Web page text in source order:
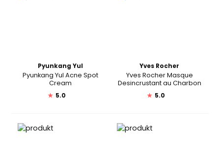
Pyunkang Yul
Pyunkang Yul Acne Spot
Cream
★ 5.0
Yves Rocher
Yves Rocher Masque
Desincrustant au Charbon
★ 5.0